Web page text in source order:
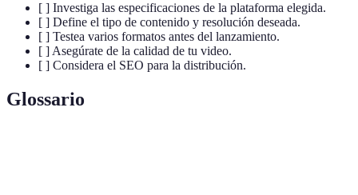
[ ] Investiga las especificaciones de la plataforma elegida.
[ ] Define el tipo de contenido y resolución deseada.
[ ] Testea varios formatos antes del lanzamiento.
[ ] Asegúrate de la calidad de tu video.
[ ] Considera el SEO para la distribución.
Glossario